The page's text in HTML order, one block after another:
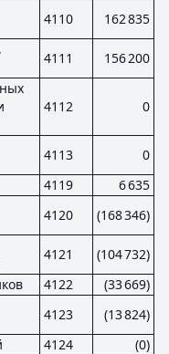
4110
162 835
4111
156 200
4112 0
4113
0
4119
6 635
4120
(168 346)
4121
(104 732)
4122
(33 669)
4123
(13 824)
4124
(0)